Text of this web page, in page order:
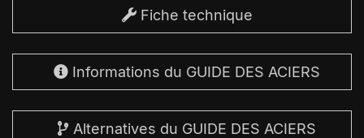
Fiche technique
Informations du GUIDE DES ACIERS
Alternatives du GUIDE DES ACIERS